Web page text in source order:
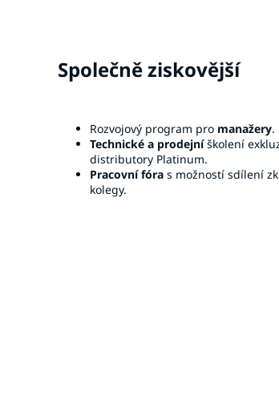
Společně ziskovější
Rozvojový program pro manažery.
Technické a prodejníškolení
distributory Platinum.
Pracovní fóra s možností sdílení
kolegy.